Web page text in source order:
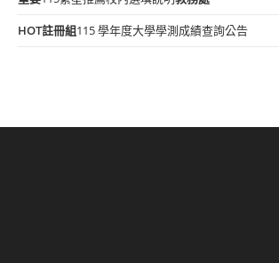
HOT註冊組115 學年度大學學測成績查詢公告